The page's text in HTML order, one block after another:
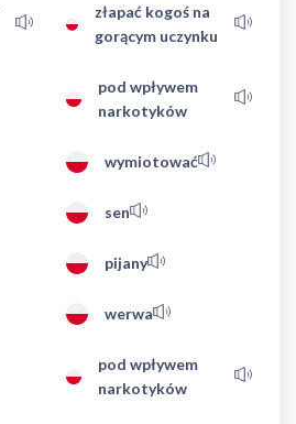
złapać kogoś na
gorącym uczynku
pod wpływem
narkotyków
wymiotować
sen
pijany
werwa
pod wpływem
narkotyków